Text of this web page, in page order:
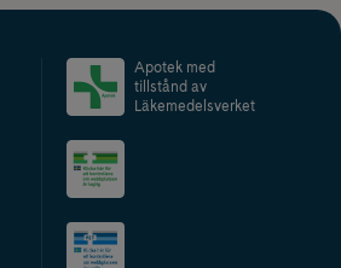
Apotek med
tillstånd av
Läkemedelsverket